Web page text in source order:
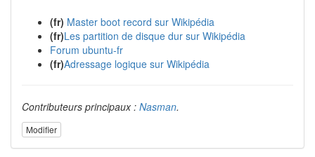
(fr) Master boot record sur Wikipédia
(fr)Les partition de disque dur sur Wikipédia
Forum ubuntu-fr
(fr)Adressage logique sur Wikipédia
Contributeurs principaux : Nasman.
Modifier